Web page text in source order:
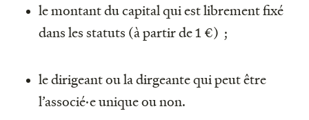
le montant du capital qui est librement fixé
dans les statuts (à partir de 1 €) ;
le dirigeant ou la dirgeante qui peut être
l’associé·e unique ou non.